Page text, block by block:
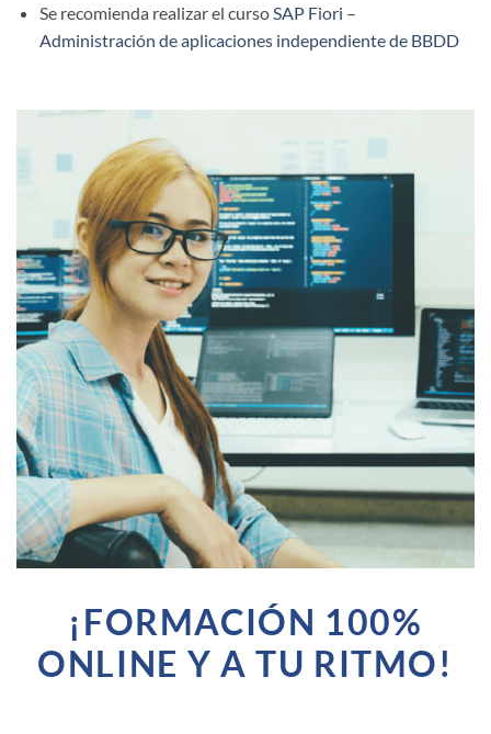
Se recomienda realizar el curso SAP Fiori –
Administración de aplicaciones independiente de BBDD
¡FORMACIÓN 100%
ONLINE Y A TU RITMO!